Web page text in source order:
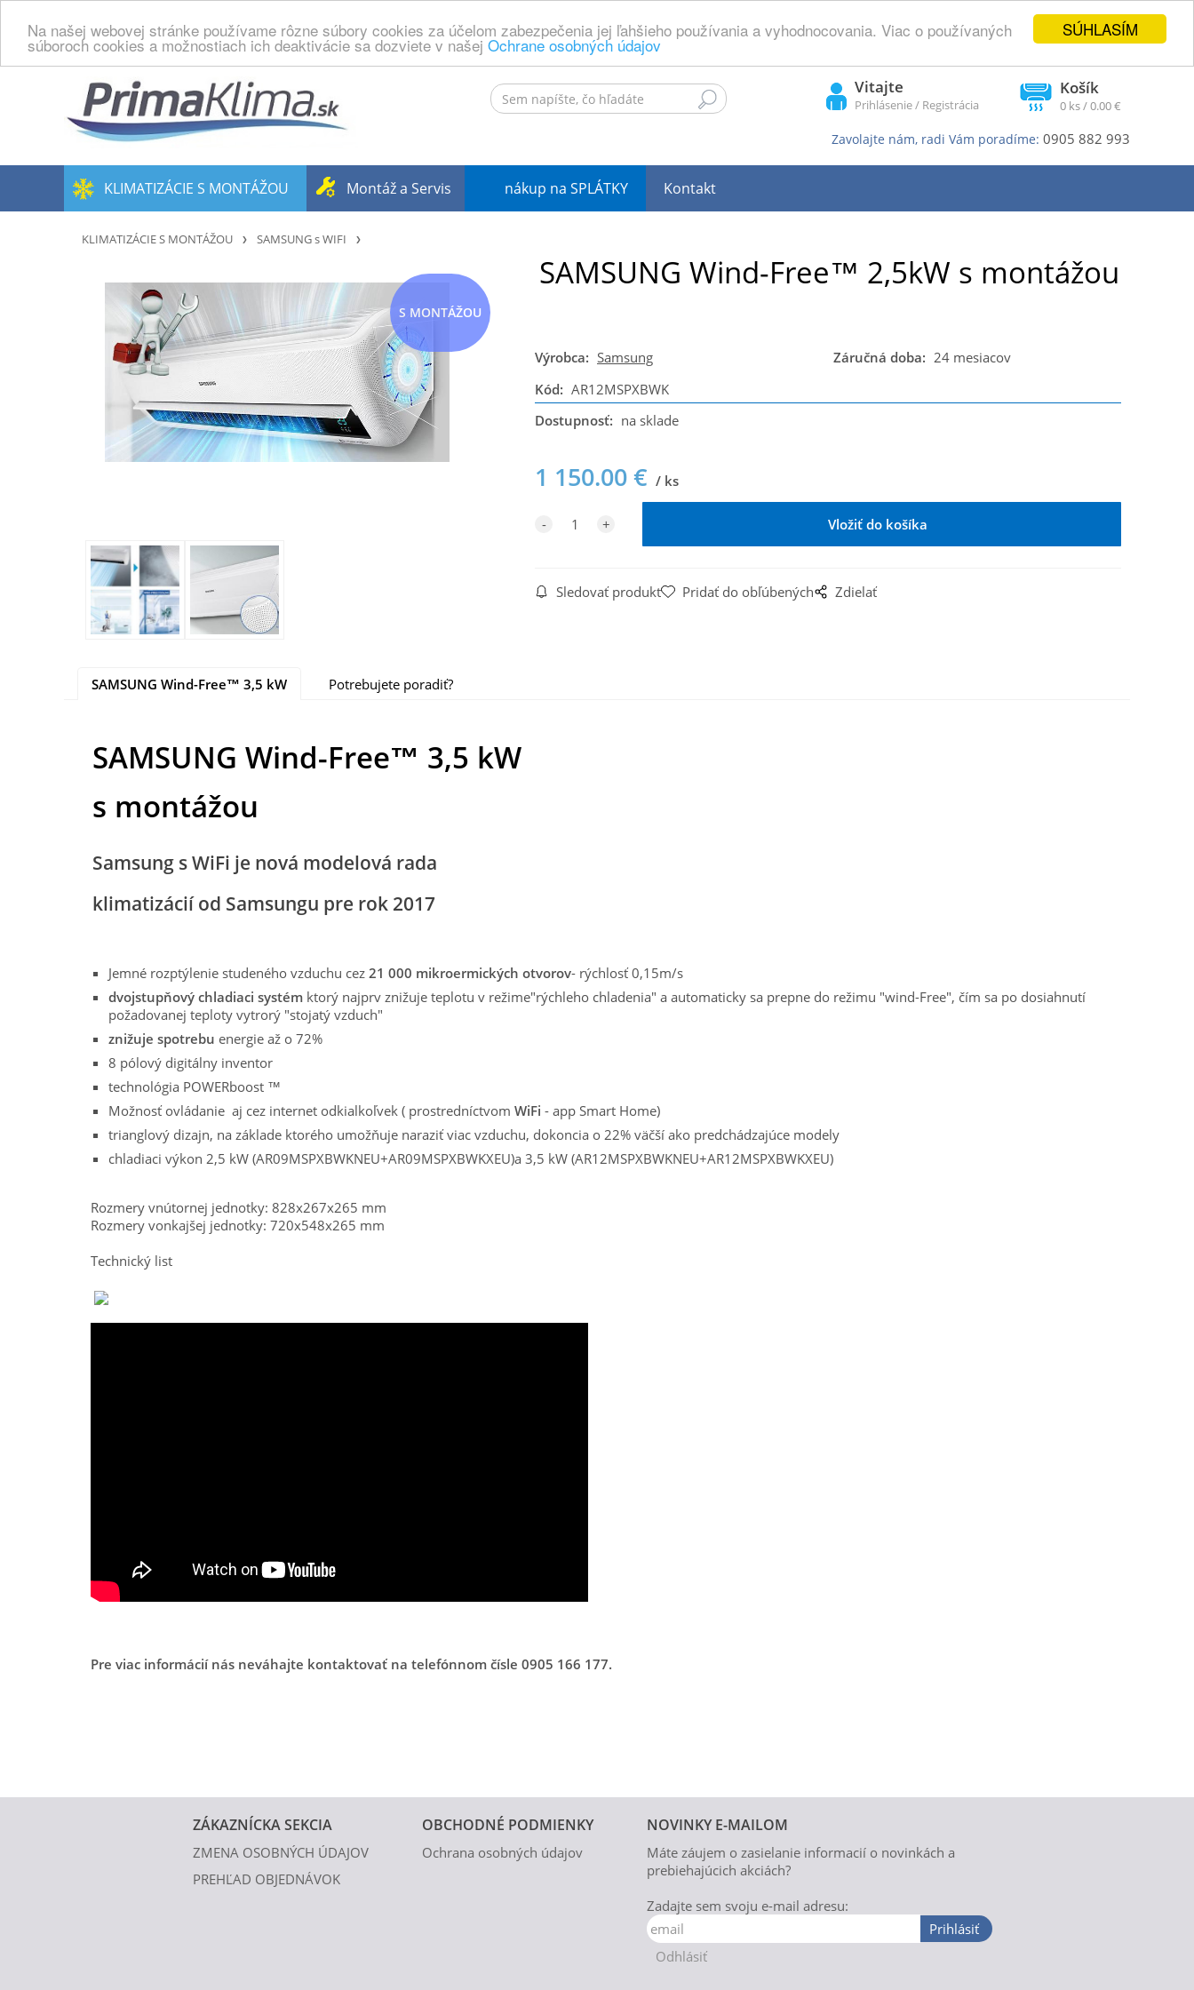
SÚHLASÍM
Na našej webovej stránke používame rôzne súbory cookies za účelom zabezpečenia jej ľahšieho používania a vyhodnocovania. Viac o používaných
súboroch cookies a možnostiach ich deaktivácie sa dozviete v našej Ochrane osobných údajov
Košík
0 ks /0.00 €
Vitajte
Prihlásenie/ Registrácia
Zavolajte nám, radi Vám poradíme: 0905 882 993
KLIMATIZÁCIE S MONTÁŽOU Montáž a Servis nákup na SPLÁTKY Kontakt
KLIMATIZÁCIE S MONTÁŽOU SAMSUNG s WIFI
SAMSUNG Wind-Free™ 2,5kW s montážou
S MONTÁŽOU
Výrobca: Samsung Záručná doba: 24 mesiacov
Kód: AR12MSPXBWK
Dostupnosť: na sklade
1 150.00€ ks
Sledovať produkt Pridať do obľúbených Zdielať
SAMSUNG Wind-Free™ 3,5 kW Potrebujete poradiť?
SAMSUNG Wind-Free™ 3,5 kW
s montážou
Samsung s WiFi je nová modelová rada
klimatizácií od Samsungu pre rok 2017
Jemné rozptýlenie studeného vzduchu cez 21 000 mikroermických otvorov- rýchlosť 0,15m/s
dvojstupňový chladiaci systém ktorý najprv znižuje teplotu v režime"rýchleho chladenia" a automaticky sa prepne do režimu "wind-Free", čím sa po dosiahnutí
požadovanej teploty vytrorý "stojatý vzduch"
znižuje spotrebu energie až o 72%
8 pólový digitálny inventor
technológia POWERboost ™
Možnosť ovládanie aj cez internet odkialkoľvek ( prostredníctvom WiFi - app Smart Home)
trianglový dizajn, na základe ktorého umožňuje naraziť viac vzduchu, dokoncia o 22% väčší ako predchádzajúce modely
chladiaci výkon 2,5 kW (AR09MSPXBWKNEU+AR09MSPXBWKXEU)a 3,5 kW (AR12MSPXBWKNEU+AR12MSPXBWKXEU)
Rozmery vnútornej jednotky: 828x267x265 mm
Rozmery vonkajšej jednotky: 720x548x265 mm
Technický list
Pre viac informácií nás neváhajte kontaktovať na telefónnom čísle 0905 166 177.
ZÁKAZNÍCKA SEKCIA
ZMENA OSOBNÝCH ÚDAJOV
PREHĽAD OBJEDNÁVOK
OBCHODNÉ PODMIENKY
Ochrana osobných údajov
NOVINKY E-MAILOM
Máte záujem o zasielanie informacií o novinkách a
prebiehajúcich akciách?
Zadajte sem svoju e-mail adresu:
Prihlásiť
Odhlásiť